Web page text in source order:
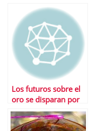
Los futuros sobre el
oro se disparan por
encinam de los 1.500
dÃ³lares